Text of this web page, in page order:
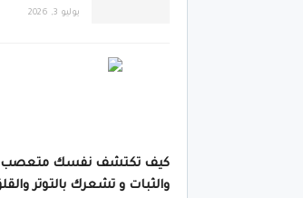
يوليو 3, 2026
كيف تكتشف نفسك متعصب ؟
والثبات و تشعرك بالتوتر